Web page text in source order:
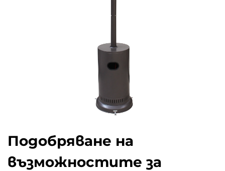
Подобряване на
възможностите за